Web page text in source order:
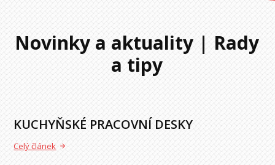
Novinky a aktuality | Rady
a tipy
KUCHYŇSKÉ PRACOVNÍ DESKY
Celý článek